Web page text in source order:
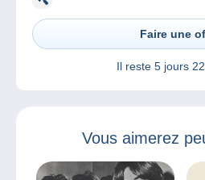
Faire une
Il reste 5 jours
Vous aimerez